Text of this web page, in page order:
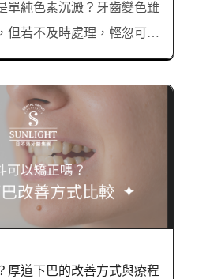
單純色素沉澱？牙齒變色雖
但若不及時處理，輕忽可能
甚至引發牙髓炎。別擔心！
齒黑黑的常見原因、教你辨
的不同，並提供處理與預防
齒美觀與健康！
厚道下巴的改善方式與療程